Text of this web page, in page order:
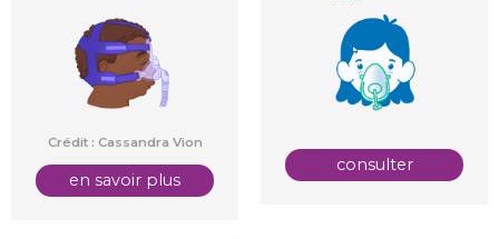
Crédit : Cassandra Vion
en savoir plus
consulter